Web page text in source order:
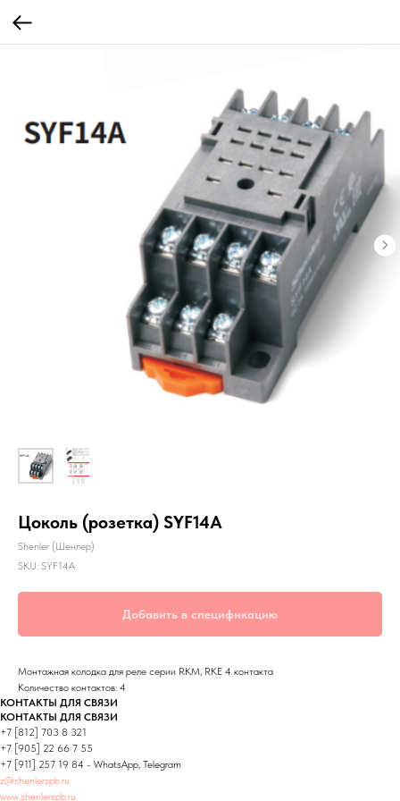
Цоколь (розетка) SYF14A
Shenler (Шенлер)
SKU: SYF14A
Добавить в спецификацию
Монтажная колодка для реле серии RKM, RKE 4 контакта
Количество контактов: 4
КОНТАКТЫ ДЛЯ СВЯЗИ
КОНТАКТЫ ДЛЯ СВЯЗИ
+7 [812] 703 8 321
+7 [905] 22 66 7 55
+7 [911] 257 19 84 - WhatsApp, Telegram
z@shenlerspb.ru
www.shenlerspb.ru